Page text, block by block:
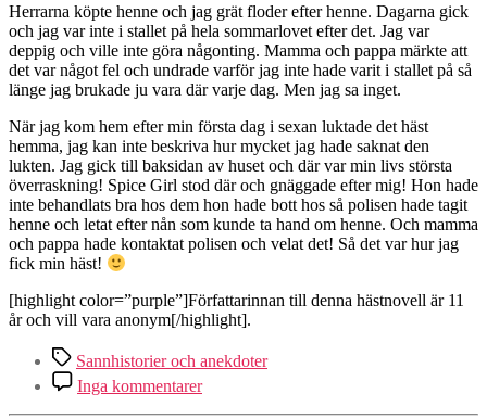
Herrarna köpte henne och jag grät floder efter henne. Dagarna gick
och jag var inte i stallet på hela sommarlovet efter det. Jag var
deppig och ville inte göra någonting. Mamma och pappa märkte att
det var något fel och undrade varför jag inte hade varit i stallet på så
länge jag brukade ju vara där varje dag. Men jag sa inget.
När jag kom hem efter min första dag i sexan luktade det häst
hemma, jag kan inte beskriva hur mycket jag hade saknat den
lukten. Jag gick till baksidan av huset och där var min livs största
överraskning! Spice Girl stod där och gnäggade efter mig! Hon hade
inte behandlats bra hos dem hon hade bott hos så polisen hade tagit
henne och letat efter nån som kunde ta hand om henne. Och mamma
och pappa hade kontaktat polisen och velat det! Så det var hur jag
fick min häst!
[highlight color=”purple”]Författarinnan till denna hästnovell är 11
år och vill vara anonym[/highlight].
Etiketter
Sannhistorier och anekdoter
Inga kommentarertill
Hästnovell